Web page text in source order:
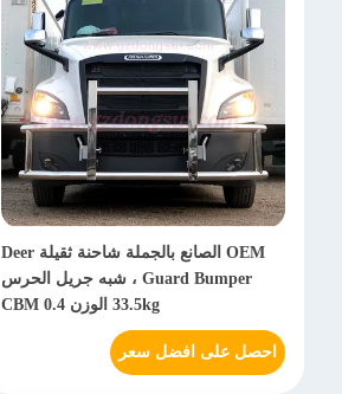
OEM الصانع بالجملة شاحنة ثقيلة Deer
Guard Bumper ، شبه جريل الحرس
33.5kg الوزن 0.4 CBM
احصل على افضل سعر